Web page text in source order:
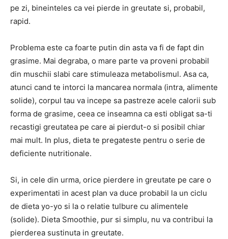
pe zi, bineinteles ca vei pierde in greutate si, probabil,
rapid.
Problema este ca foarte putin din asta va fi de fapt din
grasime. Mai degraba, o mare parte va proveni probabil
din muschii slabi care stimuleaza metabolismul. Asa ca,
atunci cand te intorci la mancarea normala (intra, alimente
solide), corpul tau va incepe sa pastreze acele calorii sub
forma de grasime, ceea ce inseamna ca esti obligat sa-ti
recastigi greutatea pe care ai pierdut-o si posibil chiar
mai mult. In plus, dieta te pregateste pentru o serie de
deficiente nutritionale.
Si, in cele din urma, orice pierdere in greutate pe care o
experimentati in acest plan va duce probabil la un ciclu
de dieta yo-yo si la o relatie tulbure cu alimentele
(solide). Dieta Smoothie, pur si simplu, nu va contribui la
pierderea sustinuta in greutate.